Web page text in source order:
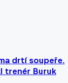
drtí soupeře.
trenér Buruk